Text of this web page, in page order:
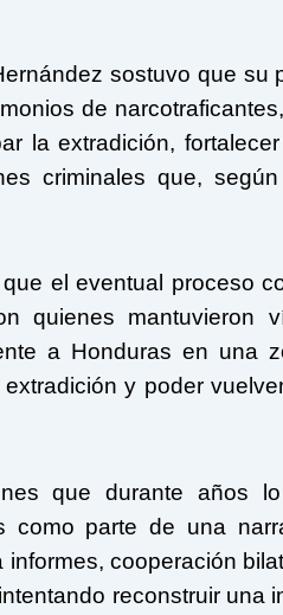
sostuvo que su
de
la extradición,
criminales que,
el eventual proceso
quienes mantuvieron
a Honduras en una
y poder
que durante años
como parte de una
cooperación
reconstruir una